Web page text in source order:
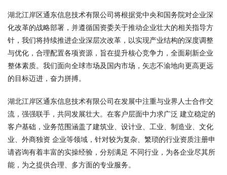
湖北江岸区通东信息技术有限公司将根据党中央和国务院对企业深
化改革的战略部署，并遵循国资委关于推动企业壮大的相关指导方
针，我们将持续推进企业深层次改革，以实现产业结构的深度调整
与优化，合理配置各项资源，旨在提升核心竞争力，全面刷新企业
整体素质。我们面向全球市场及国内市场，矢志不渝地向更高更远
的目标迈进，奋力拼搏。
湖北江岸区通东信息技术有限公司在发展中注重与业界人士合作交
流，强强联手，共同发展壮大。在客户层面中力求广泛 建立稳定的
客户基础，业务范围涵盖了建筑业、设计业、工业、制造业、文化
业、外商独资 企业等领域，针对较为复杂、繁琐的行业资质注册申
请咨询有着丰富的实操经验，分别满足 不同行业，为各企业尽其所
能，为之提供合理、多方面的专业服务。